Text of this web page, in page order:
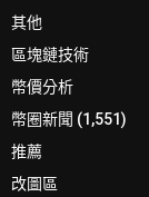
其他
區塊鏈技術
幣價分析
幣圈新聞 (1,551)
推薦
改圖區